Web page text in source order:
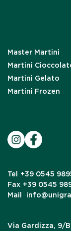
Master Martini
Martini
Martini Gelato
Martini Frozen
Tel
+39 0545
Fax +39 0545
Mail
Via Gardizza, 9/